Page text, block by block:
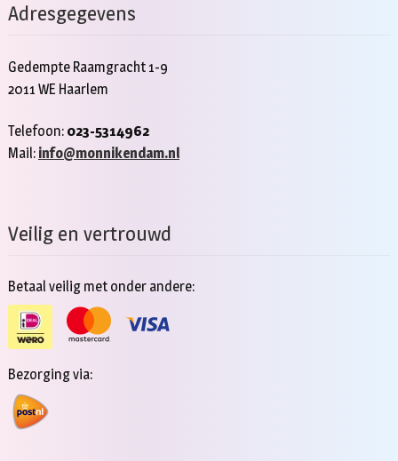
Adresgegevens
Gedempte Raamgracht 1-9
2011 WE Haarlem
Telefoon: 023-5314962
Mail: info@monnikendam.nl
Veilig en vertrouwd
Betaal veilig met onder andere:
Bezorging via: